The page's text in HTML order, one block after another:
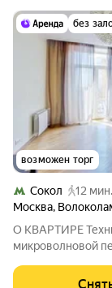
без
возможен торг
Сокол
12 мин.
Москва,
О КВАРТИРЕ Техника: газовая плита, духовой шкаф с функцией
микроволновой
итальянский